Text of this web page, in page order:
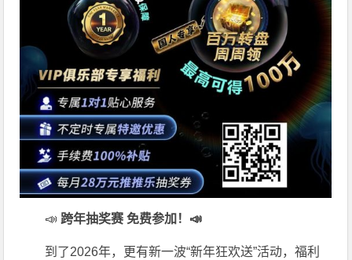
📣 跨年抽奖赛 免费参加 ！📣
到了2026年，更有新一波“新年狂欢送”活动，福利